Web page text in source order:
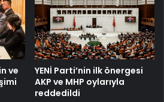
ve
YENİ Parti’nin ilk önergesi
AKP ve MHP oylarıyla
reddedildi